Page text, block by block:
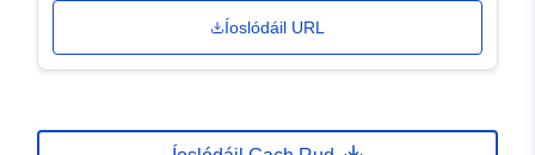
Íoslódáil URL